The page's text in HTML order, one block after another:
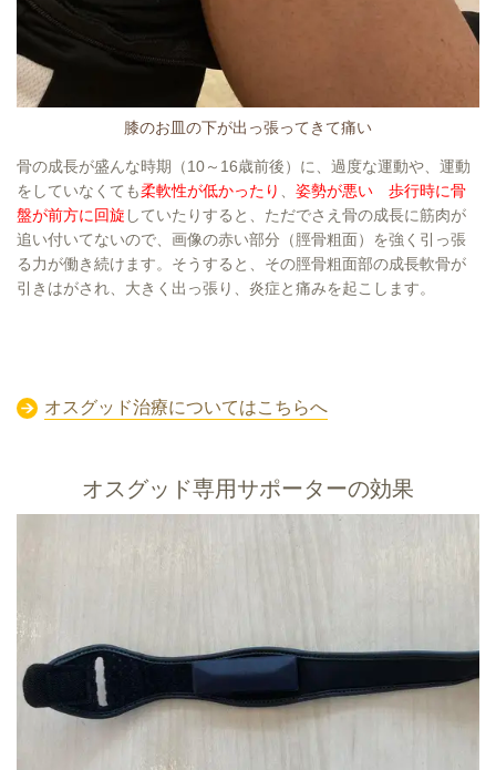
膝のお皿の下が出っ張ってきて痛い
骨の成長が盛んな時期（10～16歳前後）に、過度な運動や、運動
をしていなくても柔軟性が低かったり 姿勢が悪い
歩行時に骨
盤が前方に回旋 していたりすると、ただでさえ骨の成長に筋肉が
追い付いてないので、画像の赤い部分（脛骨粗面）を強く引っ張
る力が働き続けます。そうすると、その脛骨粗面部の成長軟骨が
引きはがされ、大きく出っ張り、炎症と痛みを起こします。
オスグッド治療についてはこちらへ
オスグッド専用サポーターの効果